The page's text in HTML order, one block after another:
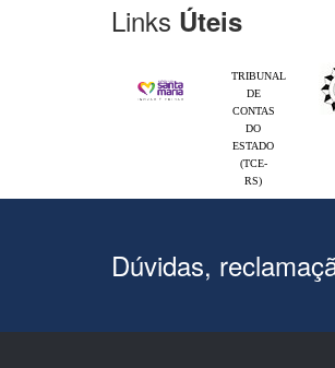
Links Úteis
TRIBUNAL
DE
CONTAS
DO
ESTADO
(TCE-
RS)
Dúvidas,